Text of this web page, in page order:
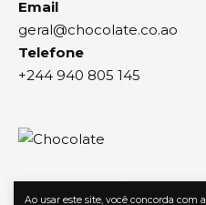
Ao usar este site, você concorda com a
Email
geral@chocolate.co.ao
Telefone
+244 940 805 145